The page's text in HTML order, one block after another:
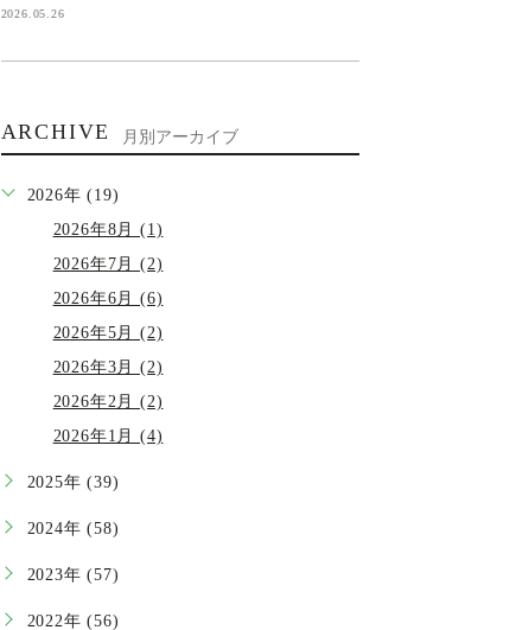
2026.05.26
ARCHIVE 月別アーカイブ
2026年 (19)
2026年8月 (1)
2026年7月 (2)
2026年6月 (6)
2026年5月 (2)
2026年3月 (2)
2026年2月 (2)
2026年1月 (4)
2025年 (39)
2024年 (58)
2023年 (57)
2022年 (56)